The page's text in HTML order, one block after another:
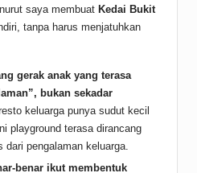
saya membuat Kedai Bukit
tanpa harus menjatuhkan
gerak anak yang terasa
bukan sekadar
keluarga punya sudut kecil
playground terasa dirancang
dari pengalaman keluarga.
benar ikut membentuk